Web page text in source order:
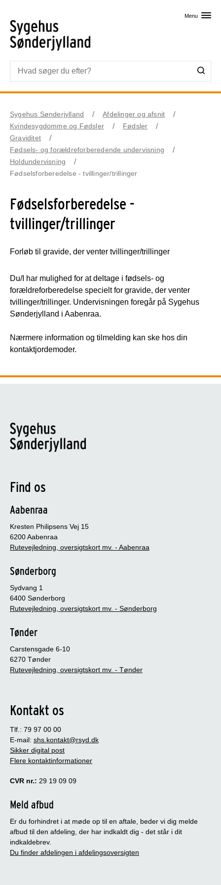
Menu
Sygehus Sønderjylland
Afdelinger og afsnit
Kvindesygdomme og Fødsler
Fødsler
Graviditet
Fødsels- og forældreforberedende undervisning
Holdundervisning
Fødselsforberedelse - tvillinger/trillinger
Fødselsforberedelse -
tvillinger/trillinger
Forløb til gravide, der venter tvillinger/trillinger
Du/I har mulighed for at deltage i fødsels- og
forældreforberedelse specielt for gravide, der venter
tvillinger/trillinger. Undervisningen foregår på Sygehus
Sønderjylland i Aabenraa.
Nærmere information og tilmelding kan ske hos din
kontaktjordemoder.
Find os
Aabenraa
Kresten Philipsens Vej 15
6200 Aabenraa
Rutevejledning, oversigtskort mv. - Aabenraa
Sønderborg
Sydvang 1
6400 Sønderborg
Rutevejledning, oversigtskort mv. - Sønderborg
Tønder
Carstensgade 6-10
6270 Tønder
Rutevejledning, oversigtskort mv. - Tønder
Kontakt os
Tlf.: 79 97 00 00
E-mail: shs.kontakt@rsyd.dk
Sikker digital post
Flere kontaktinformationer
CVR nr.: 29 19 09 09
Meld afbud
Er du forhindret i at møde op til en aftale, beder vi dig melde
afbud til den afdeling, der har indkaldt dig - det står i dit
indkaldebrev.
Du finder afdelingen i afdelingsoversigten